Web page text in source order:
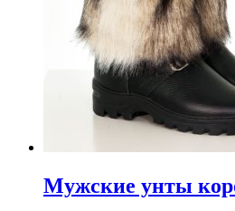
Мужские унты